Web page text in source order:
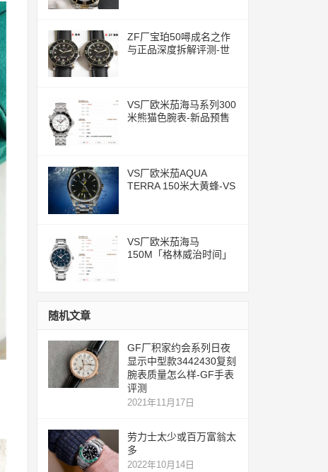
ZF厂宝珀50噚成名之作
与正品深度拆解评测-世
VS厂欧米茄海马系列300
米熊猫色腕表-新品预售
VS厂欧米茄AQUA
TERRA 150米大黄蜂-VS
VS厂欧米茄海马
150M「格林威治时间」
随机文章
GF厂积家约会系列日夜
显示中型款3442430复刻
腕表质量怎么样-GF手表
评测
2021年11月17日
劳力士太少或百万富翁太
多
2022年10月14日